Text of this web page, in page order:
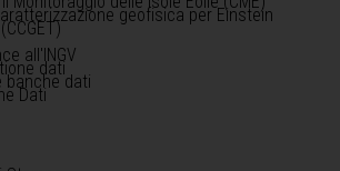
geofisica per Einstein
all'INGV
dati
banche dati
Dati